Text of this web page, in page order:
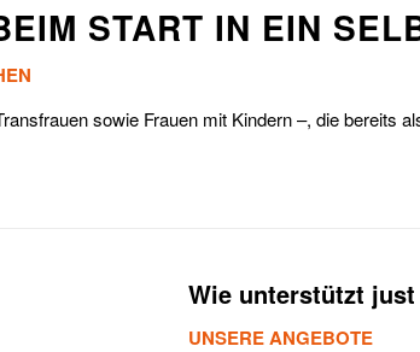
START IN EIN
sowie Frauen mit Kindern –, die bereits
Wie unterstützt
UNSERE ANGEBOTE